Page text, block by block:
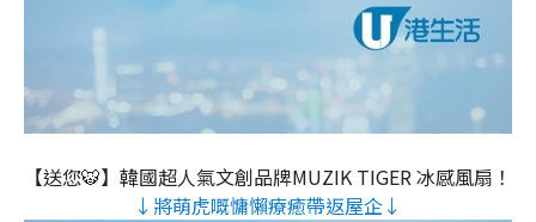
【送您🐯】韓國超人氣文創品牌MUZIK TIGER 冰感風扇！
↓將萌虎嘅慵懶療癒帶返屋企↓